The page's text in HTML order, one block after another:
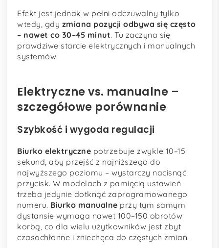
Efekt jest jednak w pełni odczuwalny tylko
wtedy, gdy zmiana pozycji odbywa się często
– nawet co 30–45 minut. Tu zaczyna się
prawdziwe starcie elektrycznych i manualnych
systemów.
Elektryczne vs. manualne –
szczegółowe porównanie
Szybkość i wygoda regulacji
Biurko elektryczne potrzebuje zwykle 10–15
sekund, aby przejść z najniższego do
najwyższego poziomu – wystarczy nacisnąć
przycisk. W modelach z pamięcią ustawień
trzeba jedynie dotknąć zaprogramowanego
numeru. Biurko manualne przy tym samym
dystansie wymaga nawet 100–150 obrotów
korbą, co dla wielu użytkowników jest zbyt
czasochłonne i zniechęca do częstych zmian.